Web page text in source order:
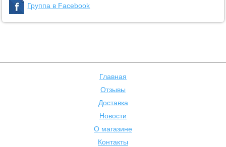
Группа в Facebook
Главная
Отзывы
Доставка
Новости
О магазине
Контакты